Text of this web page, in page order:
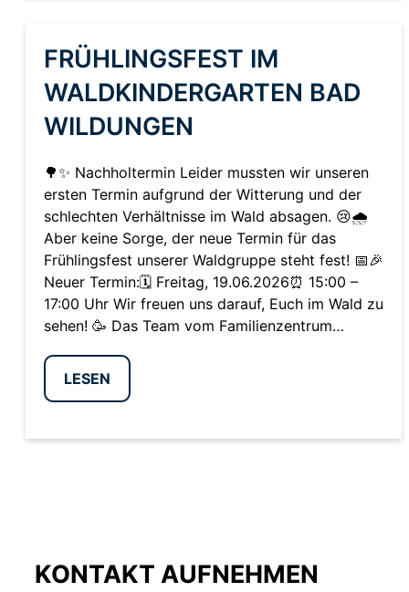
FRÜHLINGSFEST IM
WALDKINDERGARTEN BAD
WILDUNGEN
🌳✨ Nachholtermin Leider mussten wir unseren
ersten Termin aufgrund der Witterung und der
schlechten Verhältnisse im Wald absagen. 😢🌧️
Aber keine Sorge, der neue Termin für das
Frühlingsfest unserer Waldgruppe steht fest! 📅🎉
Neuer Termin:🗓️ Freitag, 19.06.2026⏰ 15:00 –
17:00 Uhr Wir freuen uns darauf, Euch im Wald zu
sehen! 🥳 Das Team vom Familienzentrum…
LESEN
KONTAKT AUFNEHMEN